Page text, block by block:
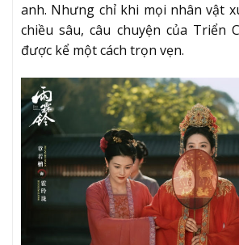
anh. Nhưng chỉ khi mọi nhân vật
chiều sâu, câu chuyện của Triển
được kể một cách trọn vẹn.